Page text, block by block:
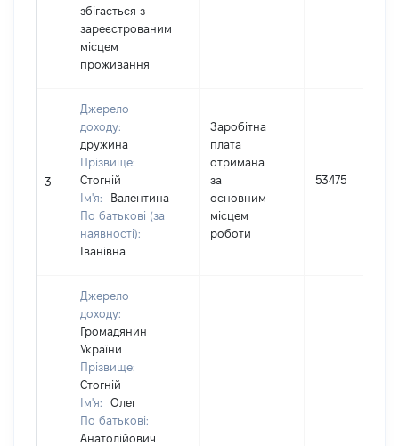
збігається з
зареєстрованим
місцем
проживання
3
Джерело
доходу:
дружина
Прізвище:
Стогній
Ім'я:
Валентина
По батькові (за
наявності):
Іванівна
Заробітна
плата
отримана
за
основним
місцем
роботи
53475
Джерело
доходу:
Громадянин
України
Прізвище:
Стогній
Ім'я:
Олег
По батькові:
Анатолійович